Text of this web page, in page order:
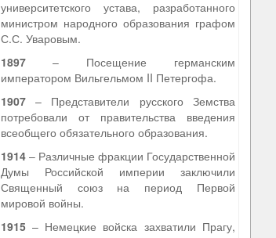
университетского устава, разработанного
министром народного образования графом
С.С. Уваровым.
1897– Посещение германским
императором Вильгельмом II Петергофа.
1907– Представители русского Земства
потребовали от правительства введения
всеобщего обязательного образования.
1914– Различные фракции Государственной
Думы Российской империи заключили
Священный союз на период Первой
мировой войны.
1915– Немецкие войска захватили Прагу,